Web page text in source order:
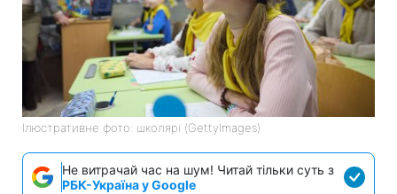
Ілюстративне фото: школярі (GettyImages)
Не витрачай час на шум! Читай тільки суть з
РБК-Україна у Google